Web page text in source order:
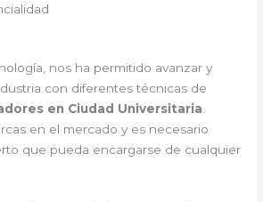
nos ha permitido avanzar y
con diferentes técnicas de
en Ciudad Universitaria.
en el mercado y es necesario
que pueda encargarse de cualquier